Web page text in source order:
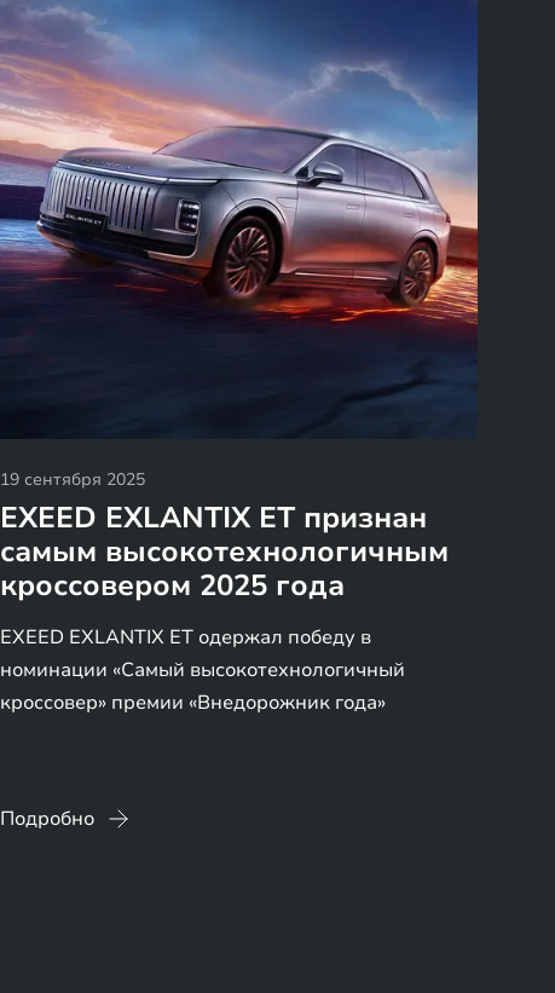
19 сентября 2025
EXEED EXLANTIX ET признан
самым высокотехнологичным
кроссовером 2025 года
EXEED EXLANTIX ET одержал победу в
номинации «Самый высокотехнологичный
кроссовер» премии «Внедорожник года»
Подробно